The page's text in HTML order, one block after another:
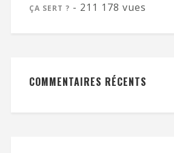
ÇA SERT ? - 211 178 vues
COMMENTAIRES RÉCENTS